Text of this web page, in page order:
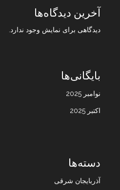
آخرین دیدگاه‌ها
دیدگاهی برای نمایش وجود ندارد.
بایگانی‌ها
نوامبر 2025
اکتبر 2025
دسته‌ها
آذربایجان شرقی